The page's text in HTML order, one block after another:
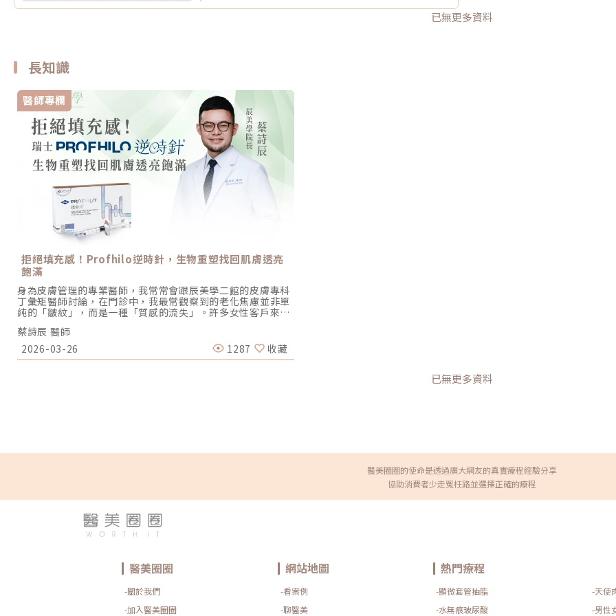
已無更多資料
長知識
醫師專欄
拒絕填充感！Profhilo逆時針，生物重塑找回肌膚透亮
飽滿
身為皮膚管理的專業醫師，我常常會跟辰美學二館的皮膚專科
丁彙矩醫師討論，在門診中，我最常觀察到的老化焦慮並非單
純的「皺紋」，而是一種「質感的流失」。許多女性客戶來到
想把臉填得像氣球一樣腫，但我就是覺得臉變垂了、乾了，看
起來很累。」這種「累感」，往往來自於肌膚真皮層結構的崩
解。過去我們習慣用玻尿酸去「填補」凹陷，或是用電音波去
度與體積；然而，讓肌膚在做表情後能迅速回彈、維持組織張
帶，出現細紋、毛孔粗大、甚至是難以處理的「鬆弛型下
垂」。傳統玻尿酸屬於「填充型」，主要目的是增加體積
（Volumizing），如果過度施打，容易造成面部僵硬或「醫
美臉」。而 Profhilo 逆時針的誕生，是為了從細胞底層進行
逆時針來自瑞士著名的 IBSA 製藥集團。身為專業醫師，我非
常看重產品的「純淨度」與「穩定性」。Profhilo 之所以能在
國際醫美界佔有一席之地，在於其革命性的 NAHYCO™ 專利熱
融合技術。1. 醫學界的「純淨」突破：無化學交聯劑一般玻尿
酸為了維持在體內的時間，必須添加化學交聯劑（如
蔡詩辰 醫師
2026-03-26
1287 收藏
已無更多資料
醫美圈圈的使命是透過廣大網友的真實療程經驗分享
協助消費者少走冤枉路並選擇正確的療程
醫美圈圈
-關於我們
-加入醫美圈圈
網站地圖
-看案例
-聊醫美
熱門療程
-顯微套管抽脂
-天使
-水無痕玻尿酸
-男性